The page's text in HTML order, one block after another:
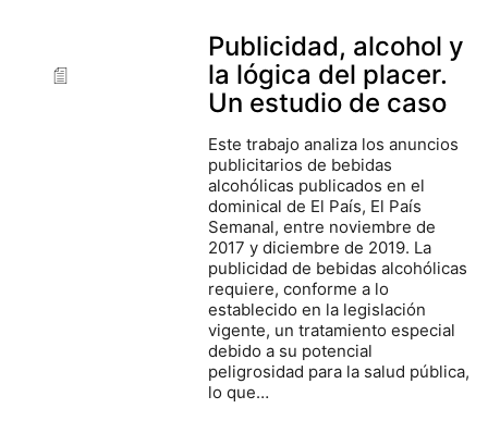
Publicidad, alcohol y
la lógica del placer.
Un estudio de caso
Este trabajo analiza los anuncios
publicitarios de bebidas
alcohólicas publicados en el
dominical de El País, El País
Semanal, entre noviembre de
2017 y diciembre de 2019. La
publicidad de bebidas alcohólicas
requiere, conforme a lo
establecido en la legislación
vigente, un tratamiento especial
debido a su potencial
peligrosidad para la salud pública,
lo que…